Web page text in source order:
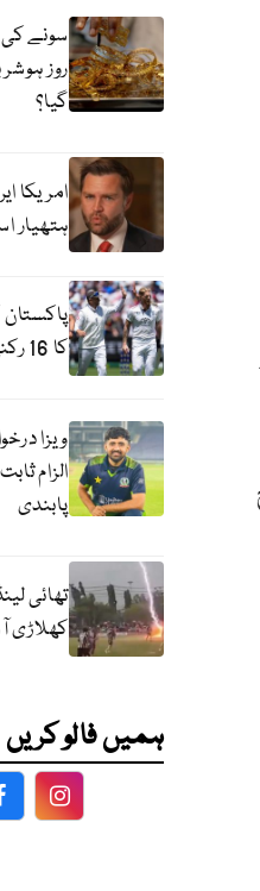
سونے
روز
گیا؟
امریکا
ہتھیار
کا 16 رکنی اسکواڈ سامنے آ گیا
ویزا
پابندی
تھائی
کھلاڑی
ہمیں فالو کریں
Facebook